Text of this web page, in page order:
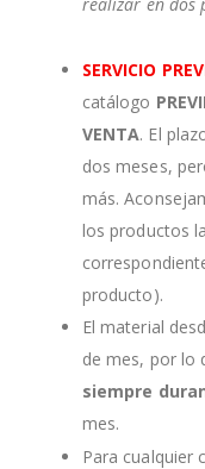
SERVICIO
catálogo
VENTA. El
dos meses,
más.
los productos
producto).
El material
de mes, por lo
siempre
mes.
Para cualquier